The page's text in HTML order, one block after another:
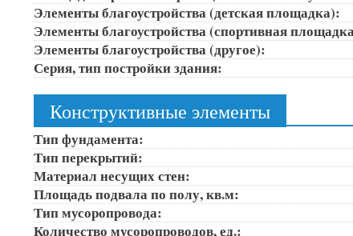
Элементы благоустройства (детская площадка):
Элементы благоустройства (спортивная
Элементы благоустройства (другое):
Серия, тип постройки здания:
Конструктивные элементы
Тип фундамента:
Тип перекрытий:
Материал несущих стен:
Площадь подвала по полу, кв.м:
Тип мусоропровода:
Количество мусоропроводов, ед.: